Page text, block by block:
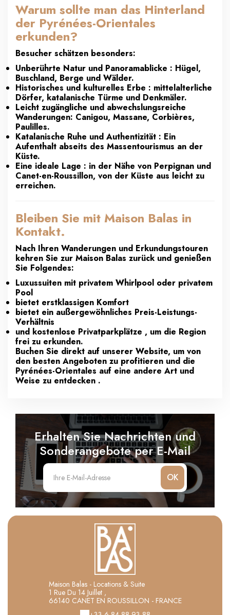
Warum sollte man das Hinterland
der Pyrénées-Orientales
erkunden?
Besucher schätzen besonders:
Unberührte Natur und Panoramablicke : Hügel,
Buschland, Berge und Wälder.
Historisches und kulturelles Erbe : mittelalterliche
Dörfer, katalanische Türme und Denkmäler.
Leicht zugängliche und abwechslungsreiche
Wanderungen: Canigou, Massane, Corbières,
Paulilles.
Katalanische Ruhe und Authentizität : Ein
Aufenthalt abseits des Massentourismus an der
Küste.
Eine ideale Lage : in der Nähe von Perpignan und
Canet-en-Roussillon, von der Küste aus leicht zu
erreichen.
Bleiben Sie mit Maison Balas in
Kontakt.
Nach Ihren Wanderungen und Erkundungstouren
kehren Sie zur Maison Balas zurück und genießen
Sie Folgendes:
Luxussuiten mit privatem Whirlpool oder privatem
Pool
bietet erstklassigen Komfort
bietet ein außergewöhnliches Preis-Leistungs-
Verhältnis
und kostenlose Privatparkplätze , um die Region
frei zu erkunden.
Buchen Sie direkt auf unserer Website, um von
den besten Angeboten zu profitieren und die
Pyrénées-Orientales auf eine andere Art und
Weise zu entdecken .
Erhalten Sie Nachrichten und
Sonderangebote per E-Mail
OK
Maison Balas - Locations & Suite
1 Rue Du 14 Juillet ,
66140 CANET EN ROUSSILLON - FRANCE